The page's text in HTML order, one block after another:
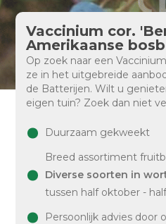
Vaccinium cor.
Amerikaanse
Op zoek naar een
ze in het uitgebreide
de Batterijen. Wilt u
eigen tuin? Zoek dan niet
Duurzaam gekweekt
Breed assortiment
Diverse soorten in
tussen half oktober -
Persoonlijk advies door